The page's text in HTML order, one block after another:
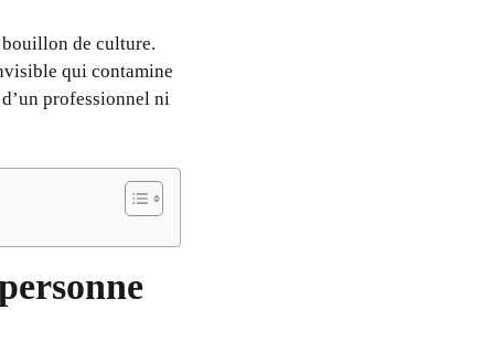
bouillon de culture.
qui contamine
professionnel ni